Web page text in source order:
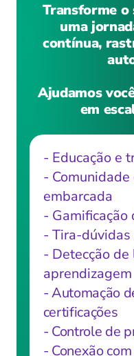
Transforme
uma
contínua,
Ajudamos
em
- Educação e
-
embarcada
- Gamificação
- Tira-
- Detecção de
aprendizagem
- Automação
certificações
- Controle de
- Conexão